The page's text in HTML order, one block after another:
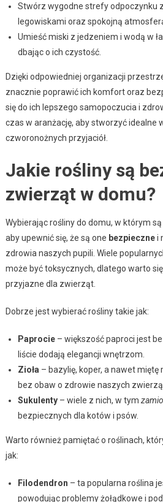
Stwórz wygodne strefy odpoczynku
legowiskami oraz spokojną
Umieść miski z jedzeniem i wodą w
dbając o ich czystość.
Dzięki odpowiedniej organizacji
znacznie poprawić ich komfort oraz
się do ich lepszego samopoczucia i
czas w aranżację, aby stworzyć idealne
czworonożnych przyjaciół.
Jakie rośliny są
zwierząt w domu?
Wybierając rośliny do domu, w którym
aby upewnić się, że są one bezpiecznei
zdrowia naszych pupili. Wiele
może być toksycznych, dlatego warto
przyjazne dla zwierząt.
Dobrze jest wybierać rośliny takie jak:
Paprocie– większość paproci jest
liście dodają elegancji wnętrzom.
Zioła – bazylię, koper, a nawet
bez obaw o zdrowie naszych
Sukulenty– wiele z nich, w tym
bezpiecznych dla kotów i psów.
Warto również pamiętać o roślinach,
jak:
Filodendron – ta popularna roślina
powodując problemy żołądkowe i